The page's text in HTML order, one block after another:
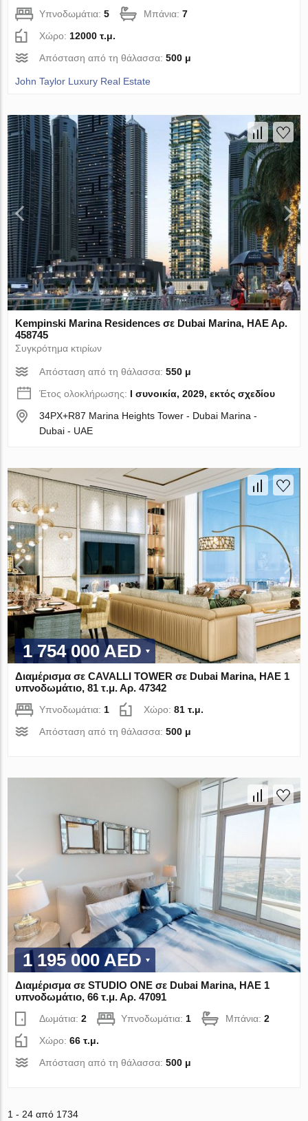
Υπνοδωμάτια:5 Μπάνια:7
Χώρο: 12000 τ.μ.
Απόσταση από τη θάλασσα:500 μ
John Taylor Luxury Real Estate
Kempinski Marina Residences σε Dubai Marina, ΗΑΕ Αρ.
458745
Συγκρότημα κτιρίων
Απόσταση από τη θάλασσα:550 μ
Έτος ολοκλήρωσης: I συνοικία, 2029, εκτός σχεδίου
34PX+R87 Marina Heights Tower - Dubai Marina -
Dubai - UAE
1 754 000 AED
Διαμέρισμα σε CAVALLI TOWER σε Dubai Marina, ΗΑΕ 1
υπνοδωμάτιο, 81 τ.μ. Αρ. 47342
Υπνοδωμάτια: 1 Χώρο:81 τ.μ.
Απόσταση από τη θάλασσα:500 μ
1 195 000 AED
Διαμέρισμα σε STUDIO ONE σε Dubai Marina, ΗΑΕ 1
υπνοδωμάτιο, 66 τ.μ. Αρ. 47091
Δωμάτια:2 Υπνοδωμάτια:1 Μπάνια:2
Χώρο:66 τ.μ.
Απόσταση από τη θάλασσα:500 μ
1 - 24 από 1734